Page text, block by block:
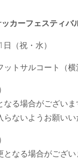
カーフェスティバ
（祝・水）
トサルコート（横
る場合がございま
ないようお願いい
なる場合がござい